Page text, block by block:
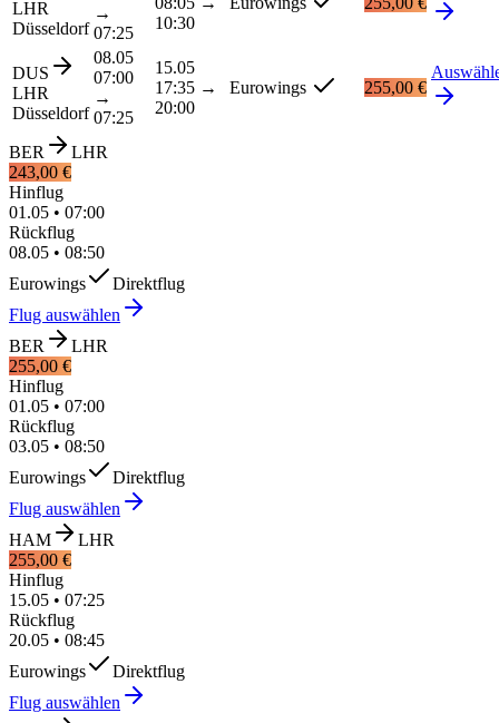
LHR
Düsseldorf
→
07:25
10:30
DUS
LHR
Düsseldorf
08.05
07:00
→
07:25
15.05
17:35 →
20:00
Eurowings 255,00 €
BER
LHR
243,00 €
Hinflug
01.05 • 07:00
Rückflug
08.05 • 08:50
Eurowings
Direktflug
Flug auswählen
BER
LHR
255,00 €
Hinflug
01.05 • 07:00
Rückflug
03.05 • 08:50
Eurowings
Direktflug
Flug auswählen
HAM
LHR
255,00 €
Hinflug
15.05 • 07:25
Rückflug
20.05 • 08:45
Eurowings
Direktflug
Flug auswählen